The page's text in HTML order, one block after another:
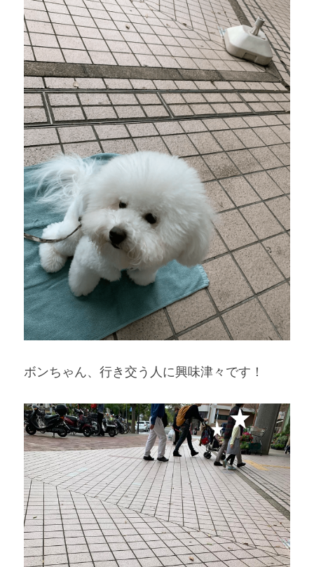
ボンちゃん、行き交う人に興味津々です！